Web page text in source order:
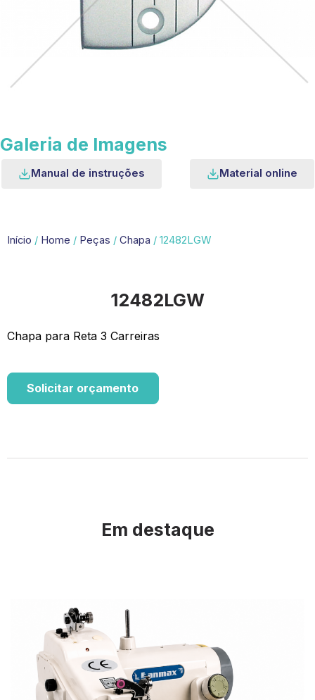
Galeria de Imagens
Manual de instruções Material online
Início / Home / Peças / Chapa / 12482LGW
12482LGW
Chapa para Reta 3 Carreiras
Solicitar orçamento
Em destaque